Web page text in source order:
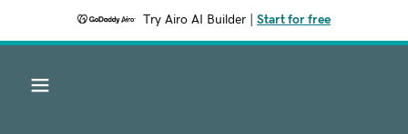
Try Airo AI Builder Start for free